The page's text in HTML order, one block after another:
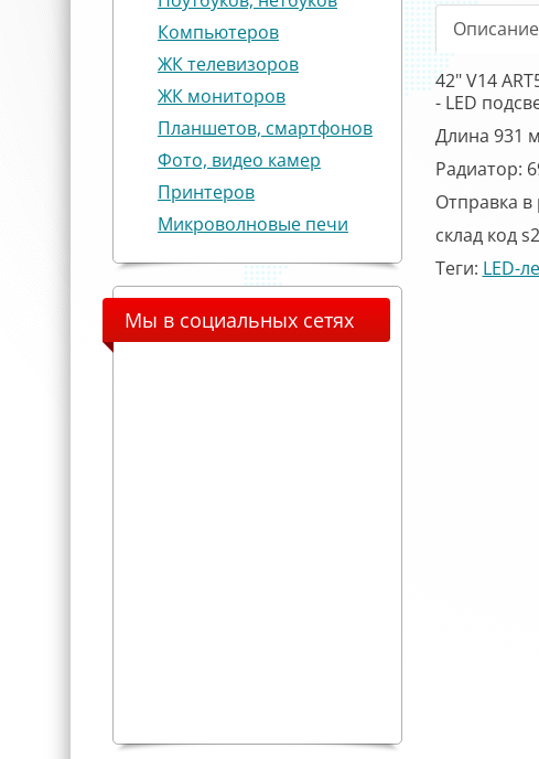
Компьютеров
ЖК телевизоров
ЖК мониторов
Планшетов, смартфонов
Фото, видео камер
Принтеров
Микроволновые печи
Мы в социальных сетях
Описание
42" V14
- LED
Длина 931
Радиатор:
Отправка
склад код
Теги: LED-